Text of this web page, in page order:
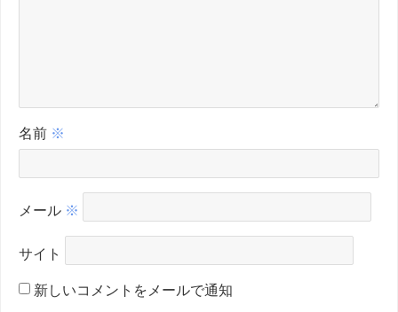
名前 ※
メール ※
サイト
新しいコメントをメールで通知